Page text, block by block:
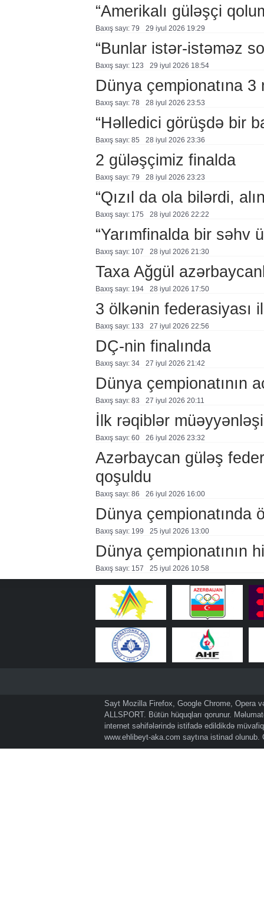
“Amerikalı güləşçi
Baxış sayı: 79 29 i̇yul 2026 19:29
“Bunlar istər-istəməz
Baxış sayı: 123 29 i̇yul 2026 18:54
Dünya çempionatına 3
Baxış sayı: 78 28 i̇yul 2026 23:53
“Həlledici görüşdə bir
Baxış sayı: 85 28 i̇yul 2026 23:36
2 güləşçimiz finalda
Baxış sayı: 79 28 i̇yul 2026 23:23
“Qızıl da ola bilərdi,
Baxış sayı: 175 28 i̇yul 2026 22:22
“Yarımfinalda bir səhv
Baxış sayı: 107 28 i̇yul 2026 21:30
Taxa Ağgül
Baxış sayı: 194 28 i̇yul 2026 17:50
3 ölkənin federasiyası
Baxış sayı: 133 27 i̇yul 2026 22:56
DÇ-nin finalında
Baxış sayı: 34 27 i̇yul 2026 21:42
Dünya çempionatının
Baxış sayı: 83 27 i̇yul 2026 20:11
İlk rəqiblər
Baxış sayı: 60 26 i̇yul 2026 23:32
Azərbaycan güləş
qoşuldu
Baxış sayı: 86 26 i̇yul 2026 16:00
Dünya çempionatında
Baxış sayı: 199 25 i̇yul 2026 13:00
Dünya çempionatının
Baxış sayı: 157 25 i̇yul 2026 10:58
Sayt Mozilla Firefox, Google Chrome, Opera
ALLSPORT. Bütün hüquqları qorunur.
internet səhifələrində istifadə edildikdə
www.ehlibeyt-aka.com saytına istinad olunub.